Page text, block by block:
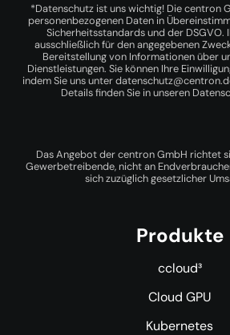
*Datenschutz ist uns wichtig! Die centron
personenbezogenen Daten in
Sicherheitsstandards und der DSGVO.
ausschließlich für den angegebenen
Bereitstellung von Informationen über
Dienstleistungen. Sie können Ihre
indem Sie uns unter
Details finden Sie in unseren
Das Angebot der centron GmbH richtet
Gewerbetreibende, nicht an
sich zuzüglich gesetzlicher
Produkte
ccloud³
Cloud GPU
Kubernetes